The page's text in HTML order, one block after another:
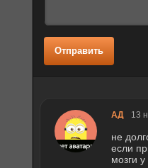
Отправить
АД 13
не
если
мозги